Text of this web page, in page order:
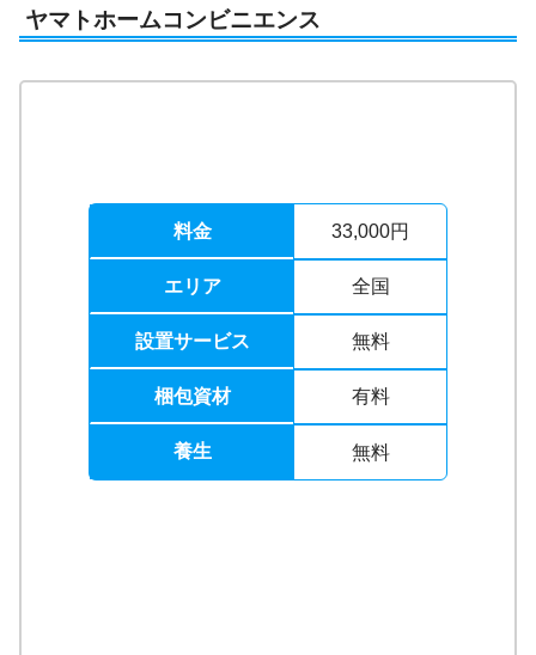
ヤマトホームコンビニエンス
料金 33,000円
エリア 全国
設置サービス 無料
梱包資材 有料
養生 無料